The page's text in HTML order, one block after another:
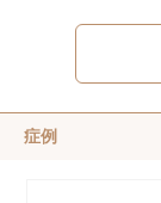
症例